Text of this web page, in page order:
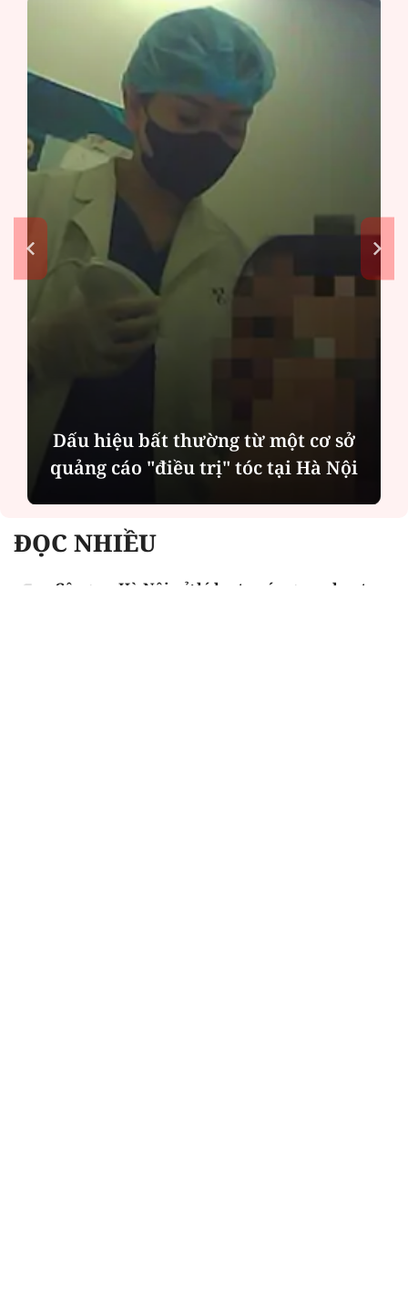
Dấu hiệu bất thường từ một cơ sở
quảng cáo "điều trị" tóc tại Hà Nội
ĐỌC NHIỀU
Công an Hà Nội xử lý loạt quán game hoạt